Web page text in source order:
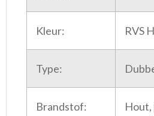
Kleur: RVS
Type:
Brandstof: Hout,